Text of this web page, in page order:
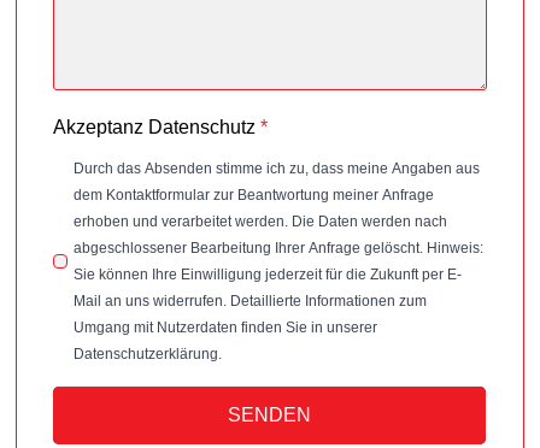
Akzeptanz Datenschutz *
Durch das Absenden stimme ich zu, dass meine Angaben aus
dem Kontaktformular zur Beantwortung meiner Anfrage
erhoben und verarbeitet werden. Die Daten werden nach
abgeschlossener Bearbeitung Ihrer Anfrage gelöscht. Hinweis:
Sie können Ihre Einwilligung jederzeit für die Zukunft per E-
Mail an uns widerrufen. Detaillierte Informationen zum
Umgang mit Nutzerdaten finden Sie in unserer
Datenschutzerklärung.
SENDEN